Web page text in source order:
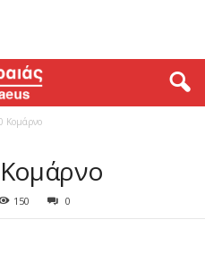
Κομάρνο
150 0